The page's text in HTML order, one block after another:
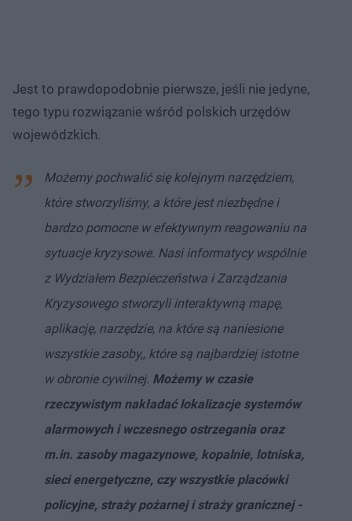
Jest to prawdopodobnie pierwsze, jeśli nie jedyne,
tego typu rozwiązanie wśród polskich urzędów
wojewódzkich.
Możemy pochwalić się kolejnym narzędziem,
które stworzyliśmy, a które jest niezbędne i
bardzo pomocne w efektywnym reagowaniu na
sytuacje kryzysowe. Nasi informatycy wspólnie
z Wydziałem Bezpieczeństwa i Zarządzania
Kryzysowego stworzyli interaktywną mapę,
aplikację, narzędzie, na które są naniesione
wszystkie zasoby,, które są najbardziej istotne
w obronie cywilnej. Możemy w czasie
rzeczywistym nakładać lokalizacje systemów
alarmowych i wczesnego ostrzegania oraz
m.in. zasoby magazynowe, kopalnie, lotniska,
sieci energetyczne, czy wszystkie placówki
policyjne, straży pożarnej i straży granicznej -